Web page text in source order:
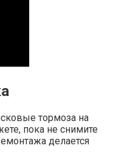
тормоза на
пока не снимите
делается